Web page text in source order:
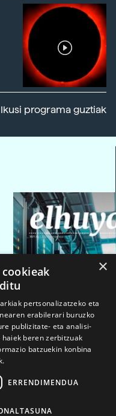
Ikusi programa guztiak
2026ko mar. 1a
×
pertsonalizatzeko eta
erabilerari buruzko
publizitate- eta analisi-
haiek beren zerbitzuak
batzuekin konbina
ERRENDIMENDUA